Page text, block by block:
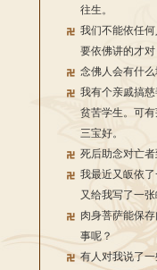
往生。
我们不能依任何
要依佛讲的才对
念佛人会有什么
我有个亲戚搞
贫苦学生。可
三宝好。
死后助念对亡
我最近又皈依
又给我写了一张
肉身菩萨能保
事呢？
有人对我说了